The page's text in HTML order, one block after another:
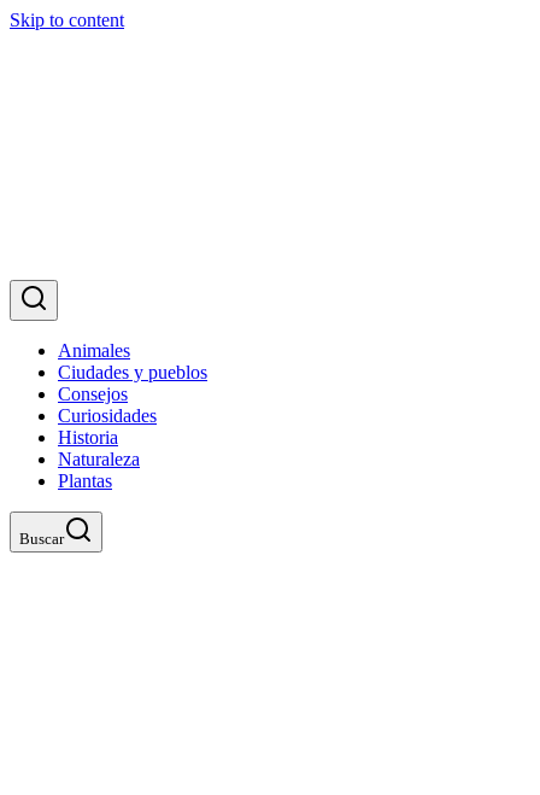
Skip to content
Animales
Ciudades y pueblos
Consejos
Curiosidades
Historia
Naturaleza
Plantas
Buscar